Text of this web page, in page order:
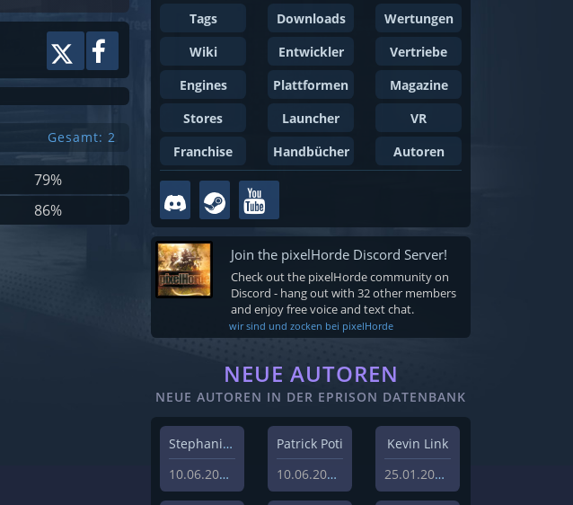
Gesamt: 2
79%
86%
Tags
Downloads
Wertungen
Wiki
Entwickler
Vertriebe
Engines
Plattformen
Magazine
Stores
Launcher
VR
Franchise
Handbücher Autoren
Join the pixelHorde Discord Server!
Check out the pixelHorde community on
Discord - hang out with 32 other members
and enjoy free voice and text chat.
wir sind und zocken bei pixelHorde
NEUE AUTOREN
NEUE AUTOREN IN DER EPRISON DATENBANK
Stephanie Schlottag
10.06.2026
Patrick Poti
10.06.2026
Kevin Link
25.01.2024